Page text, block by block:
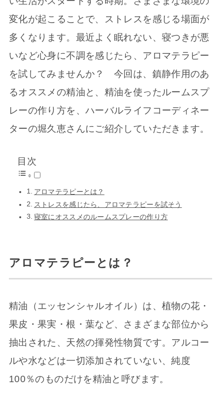
変化が起こることで、ストレスを感じる場面が
多くなります。最近よく眠れない、寝つきが悪
いなど心身に不調を感じたら、アロマテラピー
を試してみませんか？ 今回は、鎮静作用のあ
るオススメの精油と、精油を使ったルームスプ
レーの作り方を、ハーバルライフコーディネー
ターの堀久恵さんにご紹介していただきます。
目次
アロマテラピーとは？
ストレスを感じたら、アロマテラピーを試そう
寝室にオススメのルームスプレーの作り方
アロマテラピーとは？
精油（エッセンシャルオイル）は、植物の花・
果皮・果実・根・葉など、さまざまな部位から
抽出された、天然の揮発性物質です。アルコー
ルや水などは一切添加されていない、純度
100％のものだけを精油と呼びます。